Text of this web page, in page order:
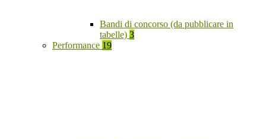
Bandi di concorso (da pubblicare in
tabelle) 3
Performance 19